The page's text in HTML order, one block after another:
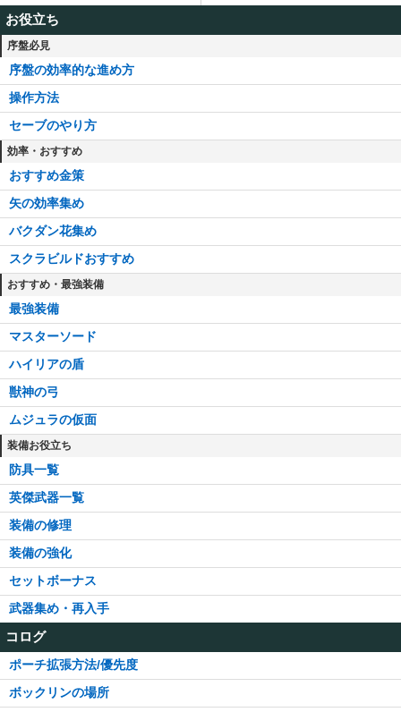
お役立ち
序盤必見
序盤の効率的な進め方
操作方法
セーブのやり方
効率・おすすめ
おすすめ金策
矢の効率集め
バクダン花集め
スクラビルドおすすめ
おすすめ・最強装備
最強装備
マスターソード
ハイリアの盾
獣神の弓
ムジュラの仮面
装備お役立ち
防具一覧
英傑武器一覧
装備の修理
装備の強化
セットボーナス
武器集め・再入手
コログ
ポーチ拡張方法/優先度
ボックリンの場所